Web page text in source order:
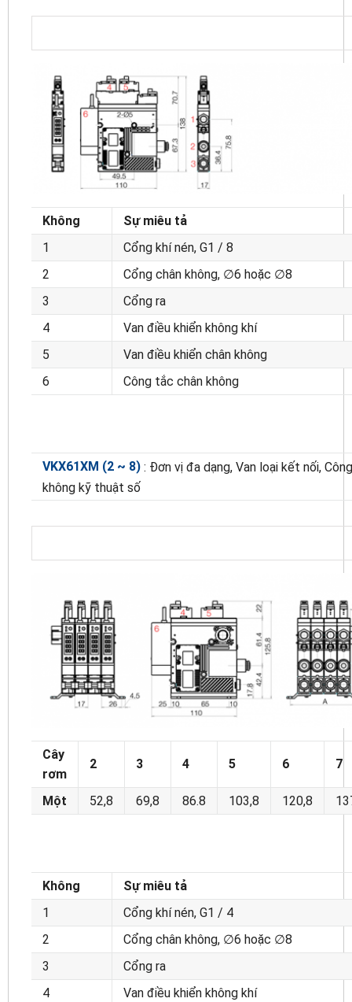
Không
Sự miêu tả
1
Cổng khí nén, G1 / 8
2
Cổng chân không, ∅6 hoặc ∅8
3
Cổng ra
4
Van điều khiển không khí
5
Van điều khiển chân không
6
Công tắc chân không
VKX61XM (2 ~ 8) : Đơn vị đa dạng, Van loại kết nối,
không kỹ thuật số
Cây
rơm
2 3 4 5 6 7
Một 52,8 69,8 86.8 103,8 120,8
Không
Sự miêu tả
1
Cổng khí nén, G1 / 4
2
Cổng chân không, ∅6 hoặc ∅8
3
Cổng ra
4
Van điều khiển không khí